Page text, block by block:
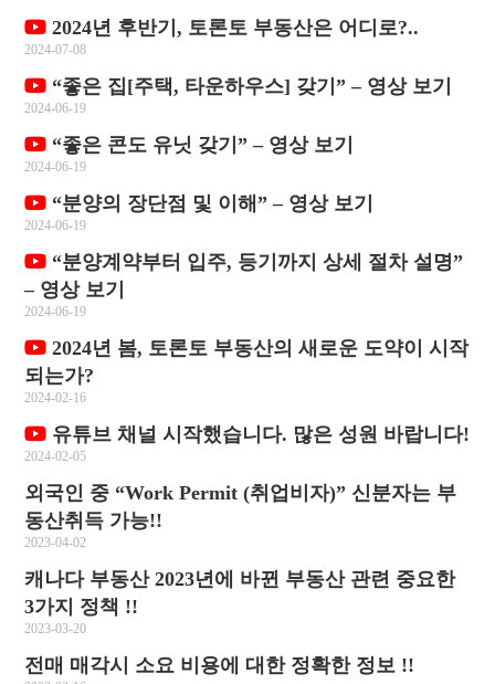
2024년 후반기, 토론토 부동산은 어디로?..
2024-07-08
“좋은 집[주택, 타운하우스] 갖기” – 영상 보기
2024-06-19
“좋은 콘도 유닛 갖기” – 영상 보기
2024-06-19
“분양의 장단점 및 이해” – 영상 보기
2024-06-19
“분양계약부터 입주, 등기까지 상세 절차 설명”
– 영상 보기
2024-06-19
2024년 봄, 토론토 부동산의 새로운 도약이 시작
되는가?
2024-02-16
유튜브 채널 시작했습니다. 많은 성원 바랍니다!
2024-02-05
외국인 중 “Work Permit (취업비자)” 신분자는 부
동산취득 가능!!
2023-04-02
캐나다 부동산 2023년에 바뀐 부동산 관련 중요한
3가지 정책 !!
2023-03-20
전매 매각시 소요 비용에 대한 정확한 정보 !!